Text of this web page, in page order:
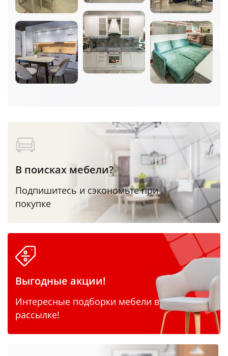
В поисках мебели?
Подпишитесь и сэкономьте при
покупке
Выгодные акции!
Интересные подборки мебели в
рассылке!